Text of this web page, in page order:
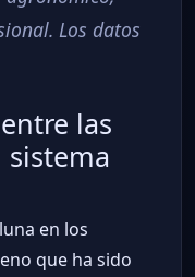
Los datos
las
sistema
en los
que ha sido